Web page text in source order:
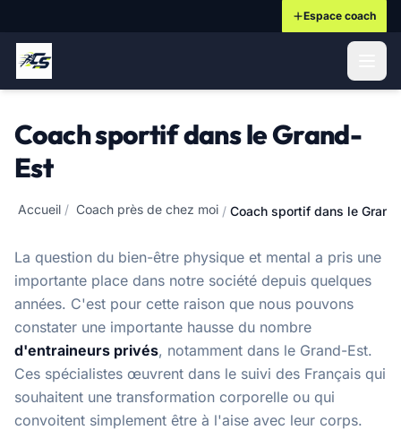
Espace coach
Coach sportif dans le Grand-
Est
Accueil / Coach près de chez moi / Coach sportif dans le
La question du bien-être physique et mental a pris une
importante place dans notre société depuis quelques
années. C'est pour cette raison que nous pouvons
constater une importante hausse du nombre
d'entraineurs privés, notamment dans le Grand-Est.
Ces spécialistes œuvrent dans le suivi des Français qui
souhaitent une transformation corporelle ou qui
convoitent simplement être à l'aise avec leur corps.